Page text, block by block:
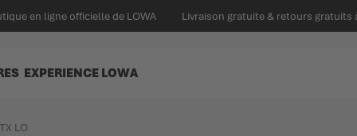
en ligne officielle de LOWA Livraison gratuite & retours gratuits
EXPERIENCE LOWA
LO